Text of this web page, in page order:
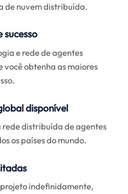
de nuvem distribuída.
e rede de agentes
você obtenha as maiores
disponível
rede distribuída de agentes
os países do mundo.
indefinidamente,